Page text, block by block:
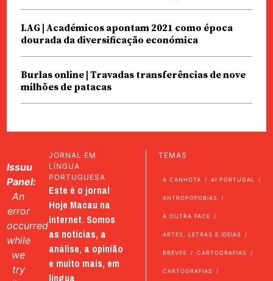
LAG | Académicos apontam 2021 como época
dourada da diversificação económica
Burlas online | Travadas transferências de nove
milhões de patacas
Issuu
Panel:
An
error
occurred
while
we
try
JORNAL EM
LÍNGUA
PORTUGUESA
Este é o jornal
Hoje Macau na
internet. Somos
as notícias, a
análise, a opinião
e muito mais, em
língua
TEMAS
A CANHOTA AI PORTUGAL
ANTROPOFOBIAS
A OUTRA FACE
ARTES, LETRAS E IDEIAS
BREVES CARTOGRAFIAS
CARTOGRAFIAS